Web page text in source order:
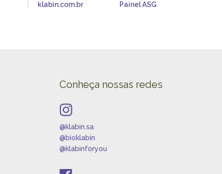
klabin.com.br Painel ASG
Conheça nossas redes
@klabin.sa
@bioklabin
@klabinforyou